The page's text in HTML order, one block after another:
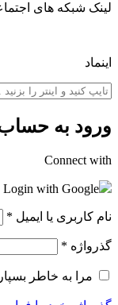
لینک شبکه های
اینماد
ورود به
Connect with
Login with Google
نام کاربری یا ایمیل *
گذرواژه *
مرا به خاطر بسپار